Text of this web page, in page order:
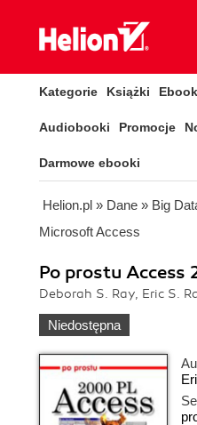
Kategorie Książki
Audiobooki Promocje
Darmowe ebooki
Helion.pl » Dane » Big
Microsoft Access
Po prostu Access
Deborah S. Ray, Eric S.
Niedostępna